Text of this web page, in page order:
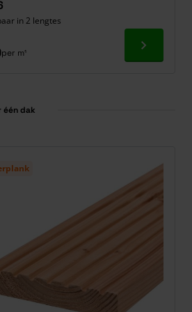
in 2 lengtes
per m¹ Ga naar
één dak